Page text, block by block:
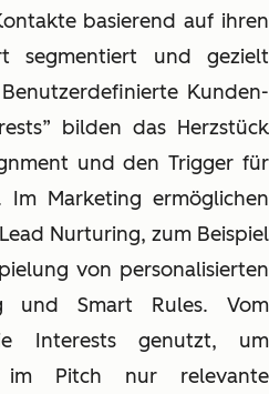
basierend auf ihren
segmentiert und gezielt
Kunden-
bilden das Herzstück
und den Trigger für
Im Marketing ermöglichen
Nurturing, zum Beispiel
von personalisierten
und Smart Rules. Vom
Interests genutzt, um
im Pitch nur relevante